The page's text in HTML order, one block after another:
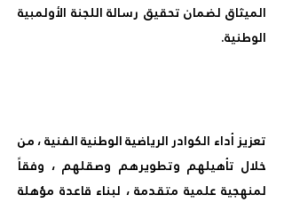
الميثاق لضمان تحقيق رسالة اللجنة الأولمبية
الوطنية.
تعزيز أداء الكوادر الرياضية الوطنية الفنية ، من
خلال تأهيلهم وتطويرهم وصقلهم ، وفقاً
لمنهجية علمية متقدمة ، لبناء قاعدة مؤهلة